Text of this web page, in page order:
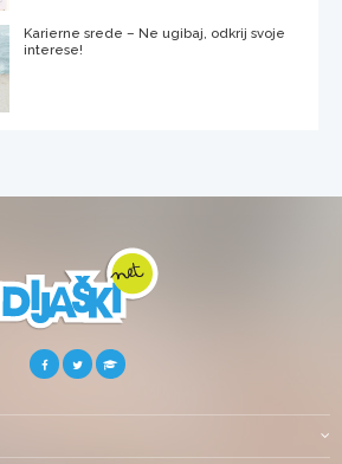
Karierne srede – Ne ugibaj, odkrij svoje
interese!